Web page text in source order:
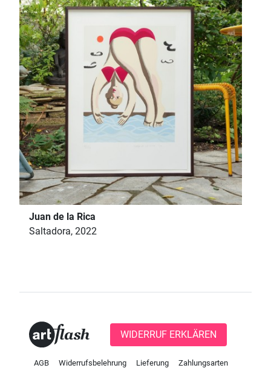
Juan de la Rica
Saltadora, 2022
WIDERRUF ERKLÄREN
AGB Widerrufsbelehrung Lieferung Zahlungsarten